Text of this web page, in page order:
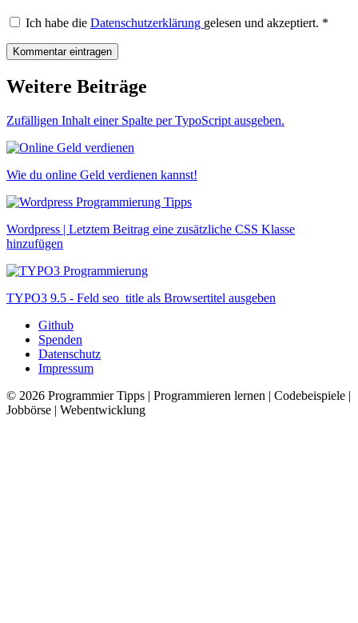
Ich habe die Datenschutzerklärung gelesen und akzeptiert. *
Weitere Beiträge
Zufälligen Inhalt einer Spalte per TypoScript ausgeben.
Wie du online Geld verdienen kannst!
Wordpress | Letztem Beitrag eine zusätzliche CSS Klasse
hinzufügen
TYPO3 9.5 - Feld seo_title als Browsertitel ausgeben
Github
Spenden
Datenschutz
Impressum
© 2026 Programmier Tipps | Programmieren lernen | Codebeispiele |
Jobbörse | Webentwicklung